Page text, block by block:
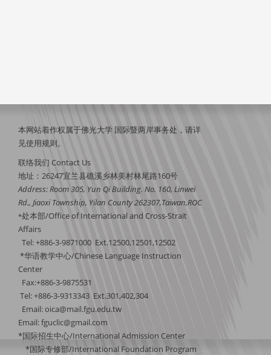
本网站着作权属于佛光大学 国际暨两岸事务处，请详
见使用规则。
联络我们 Contact Us
地址：26247宜兰县礁溪乡林美村林尾路160号
Address: Room 305, Yun Qi Building. No. 160, Linwei
Rd., Jiaoxi Township, Yilan County 262307,Taiwan,ROC
*处本部/Office of International and Cross-Strait
Affairs
Tel: +886-3-9871000 Ext.12500,12501,12502
*华语教学中心/Chinese Language Instruction
Center
Fax:+886-3-9875531
Tel: +886-3-9313343 Ext.301,402,304
Email:oica@mail.fgu.edu.tw
Email: fguclic@gmail.com
*国际招生中心/International Admission Center
*国际专修部/International Foundation Program